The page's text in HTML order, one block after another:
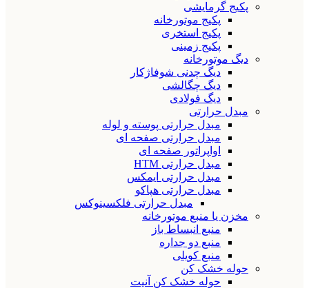
پکیج گرمایشی
پکیج موتورخانه
پکیج استخری
پکیج زمینی
دیگ موتورخانه
دیگ چدنی شوفاژکار
دیگ چگالشی
دیگ فولادی
مبدل حرارتی
مبدل حرارتی پوسته و لوله
مبدل حرارتی صفحه ای
اواپراتور صفحه ای
مبدل حرارتی HTM
مبدل حرارتی ایمکس
مبدل حرارتی هپاکو
مبدل حرارتی فلکسینوکس
مخزن یا منبع موتورخانه
منبع انبساط باز
منبع دو جداره
منبع کویلی
حوله خشک کن
حوله خشک کن آنیت